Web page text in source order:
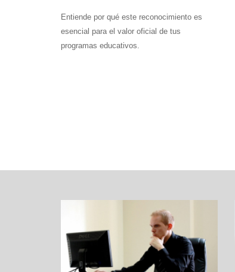
Entiende por qué este reconocimiento es
esencial para el valor oficial de tus
programas educativos.